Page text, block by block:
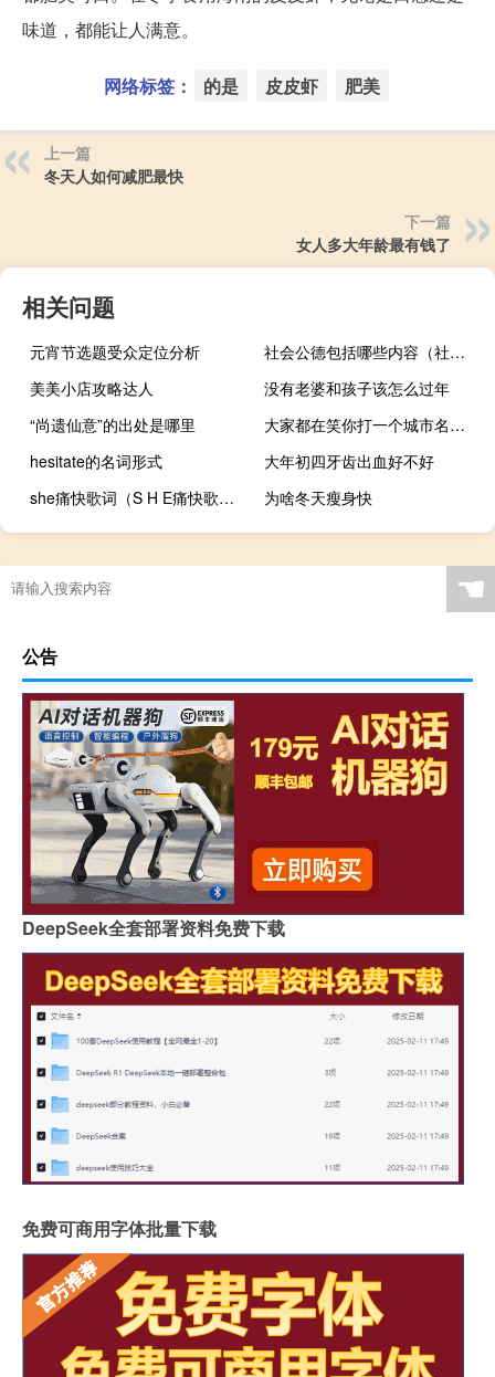
味道，都能让人满意。
网络标签： 的是 皮皮虾 肥美
上一篇
冬天人如何减肥最快
下一篇
女人多大年龄最有钱了
相关问题
元宵节选题受众定位分析
社会公德包括哪些内容（社会公德故事）
美美小店攻略达人
没有老婆和孩子该怎么过年
“尚遗仙意”的出处是哪里
大家都在笑你打一个城市名（大家都笑你打一城市名）
hesitate的名词形式
大年初四牙齿出血好不好
she痛快歌词（S H E痛快歌词）
为啥冬天瘦身快
☚
公告
DeepSeek全套部署资料免费下载
免费可商用字体批量下载